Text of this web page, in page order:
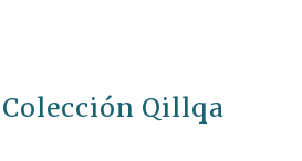
Colección Qillqa